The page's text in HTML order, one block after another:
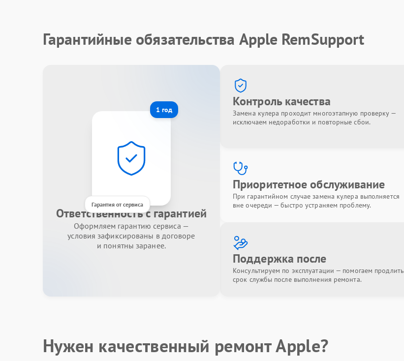
Гарантийные обязательства Apple RemSupport
1 год
Гарантия от сервиса
Ответственность с гарантией
Оформляем гарантию сервиса —
условия зафиксированы в договоре
и понятны заранее.
Контроль качества
Замена кулера проходит многоэтапную проверку —
исключаем недоработки и повторные сбои.
Приоритетное обслуживание
При гарантийном случае замена кулера выполняется
вне очереди — быстро устраняем проблему.
Поддержка после
Консультируем по эксплуатации — помогаем продлить
срок службы после выполнения ремонта.
Нужен качественный ремонт Apple?